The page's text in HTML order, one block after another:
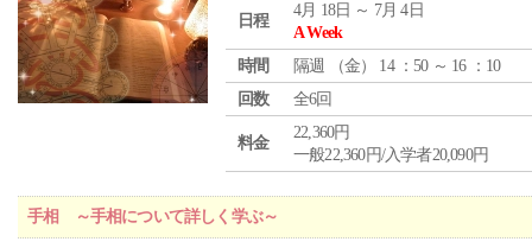
日程
4月 18日 ～ 7月 4日
A Week
時間
隔週 （金） 14 ：50 ～ 16 ：10
回数
全6回
料金
22,360円
一般22,360円/入学者20,090円
手相 ～手相について詳しく学ぶ～